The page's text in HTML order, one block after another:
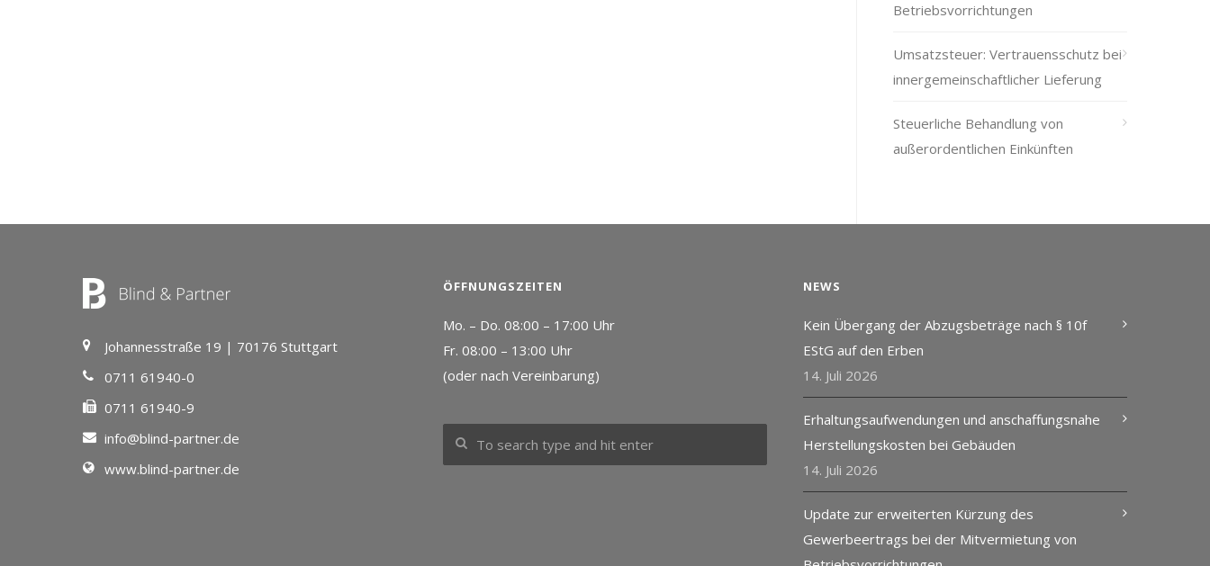
Betriebsvorrichtungen
Umsatzsteuer: Vertrauensschutz bei
innergemeinschaftlicher Lieferung
Steuerliche Behandlung von
außerordentlichen Einkünften
Johannesstraße 19 | 70176 Stuttgart
0711 61940-0
0711 61940-9
info@blind-partner.de
www.blind-partner.de
ÖFFNUNGSZEITEN
Mo. – Do. 08:00 – 17:00 Uhr
Fr. 08:00 – 13:00 Uhr
(oder nach Vereinbarung)
NEWS
Kein Übergang der Abzugsbeträge nach § 10f
EStG auf den Erben
14. Juli 2026
Erhaltungsaufwendungen und anschaffungsnahe
Herstellungskosten bei Gebäuden
14. Juli 2026
Update zur erweiterten Kürzung des
Gewerbeertrags bei der Mitvermietung von